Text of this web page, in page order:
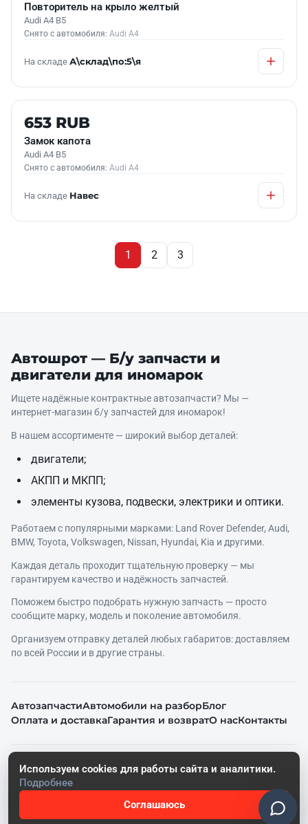
Повторитель на крыло желтый
Audi A4 B5
Снято с автомобиля: Audi A4
На складе А\склад\по:5\я
Б/У В НАЛИЧИИ
653 RUB
Замок капота
Audi A4 B5
Снято с автомобиля: Audi A4
На складе Навес
1 2 3
Автошрот — Б/у запчасти и
двигатели для иномарок
Ищете надёжные контрактные автозапчасти? Мы —
интернет‑магазин б/у запчастей для иномарок!
В нашем ассортименте — широкий выбор деталей:
двигатели;
АКПП и МКПП;
элементы кузова, подвески, электрики и оптики.
Работаем с популярными марками: Land Rover Defender, Audi,
BMW, Toyota, Volkswagen, Nissan, Hyundai, Kia и другими.
Каждая деталь проходит тщательную проверку — мы
гарантируем качество и надёжность запчастей.
Поможем быстро подобрать нужную запчасть — просто
сообщите марку, модель и поколение автомобиля.
Организуем отправку деталей любых габаритов: доставляем
по всей России и в другие страны.
АвтозапчастиАвтомобили на разборБлог
Оплата и доставкаГарантия и возвратО насКонтакты
© 2026. Все права защищены.
Политика конфиденциальности
Согласие на обработку персональных данных
Работает на SoftRazborki Сайты
Используем cookies для работы сайта и аналитики.
Подробнее
Соглашаюсь